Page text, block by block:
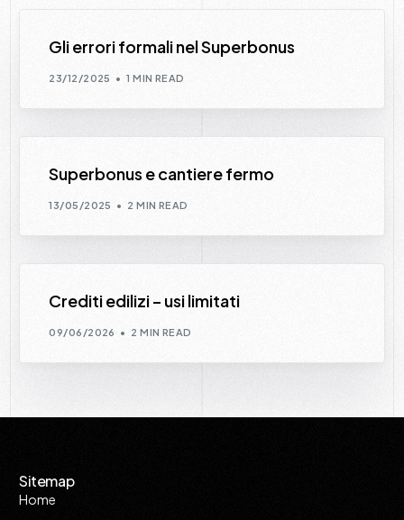
Gli errori formali nel Superbonus
23/12/2025 1 MIN READ
Superbonus e cantiere fermo
13/05/2025 2 MIN READ
Crediti edilizi – usi limitati
09/06/2026 2 MIN READ
Sitemap
Home